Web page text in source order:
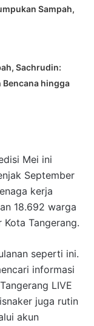
Sampah,
Sachrudin:
Bencana hingga
Mei ini
September
kerja
18.692 warga
Kota Tangerang.
seperti ini.
informasi
LIVE
juga rutin
akun